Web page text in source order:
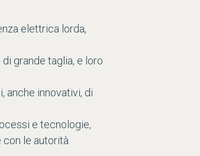
elettrica lorda,
grande taglia, e loro
anche innovativi, di
e tecnologie,
con le autorità